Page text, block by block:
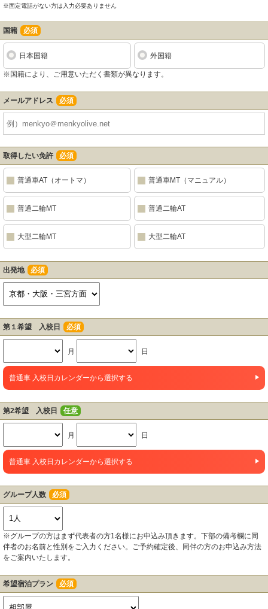
※固定電話がない方は入力必要ありません
国籍 必須
日本国籍 外国籍
※国籍により、ご用意いただく書類が異なります。
メールアドレス 必須
取得したい免許 必須
普通車AT（オートマ） 普通車MT（マニュアル）
普通二輪MT 普通二輪AT
大型二輪MT 大型二輪AT
出発地 必須
第１希望 入校日 必須
月 日
普通車 入校日カレンダーから選択する
第2希望 入校日 任意
月 日
普通車 入校日カレンダーから選択する
グループ人数 必須
※グループの方はまず代表者の方1名様にお申込み頂きます。下部の備考欄に同
伴者のお名前と性別をご入力ください。ご予約確定後、同伴の方のお申込み方法
をご案内いたします。
希望宿泊プラン 必須